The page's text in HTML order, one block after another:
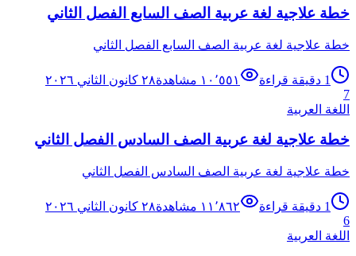
خطة علاجية لغة عربية الصف السابع الفصل الثاني
خطة علاجية لغة عربية الصف السابع الفصل الثاني
1 دقيقة قراءة ١٠٬٥٥١ مشاهدة٢٨ كانون الثاني ٢٠٢٦
7
اللغة العربية
خطة علاجية لغة عربية الصف السادس الفصل الثاني
خطة علاجية لغة عربية الصف السادس الفصل الثاني
1 دقيقة قراءة ١١٬٨٦٢ مشاهدة٢٨ كانون الثاني ٢٠٢٦
6
اللغة العربية